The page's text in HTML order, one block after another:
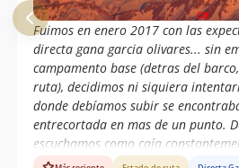
Fuimos en enero 2017 con las
directa gana garcia olivares... sin
campamento base (detras del
ruta), decidimos ni siquiera
donde debíamos subir se
entrecortada en mas de un punto.
escuchamos como caía
de las altas temperaturas, con